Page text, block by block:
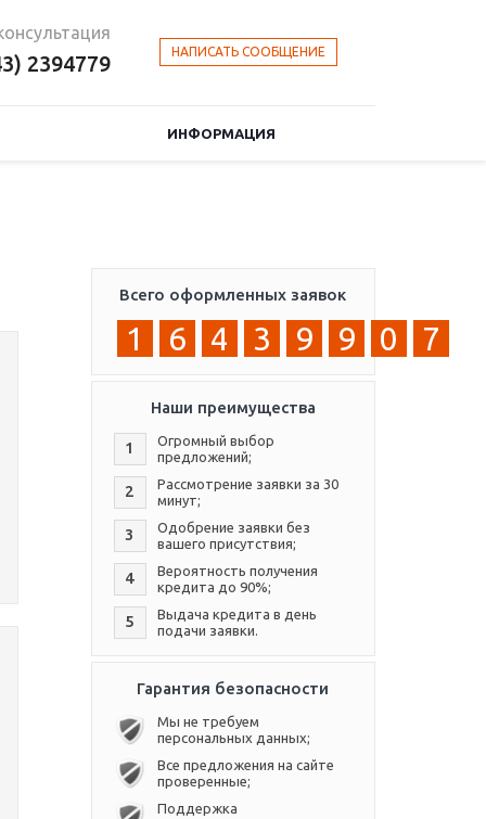
2394779 НАПИСАТЬ СООБЩЕНИЕ
ИНФОРМАЦИЯ
Всего оформленных заявок
1 6 4 3 9 9 0 7
Наши преимущества
1
Огромный выбор
предложений;
2
Рассмотрение заявки за 30
минут;
3
Одобрение заявки без
вашего присутствия;
4
Вероятность получения
кредита до 90%;
5
Выдача кредита в день
подачи заявки.
Гарантия безопасности
Мы не требуем
персональных данных;
Все предложения на сайте
проверенные;
Поддержка